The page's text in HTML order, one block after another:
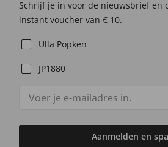
Schrijf je in voor de nieuwsbrief en
instant voucher van € 10.
Ulla Popken
JP1880
Aanmelden en